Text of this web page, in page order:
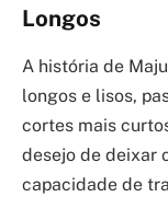
Longos
A história de
longos e lisos,
cortes mais
desejo de deixar
capacidade de